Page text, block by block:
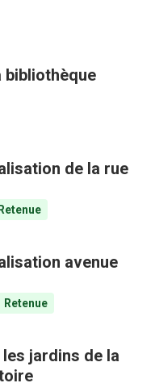
bibliothèque
de la rue
Retenue
avenue
Retenue
jardins de la